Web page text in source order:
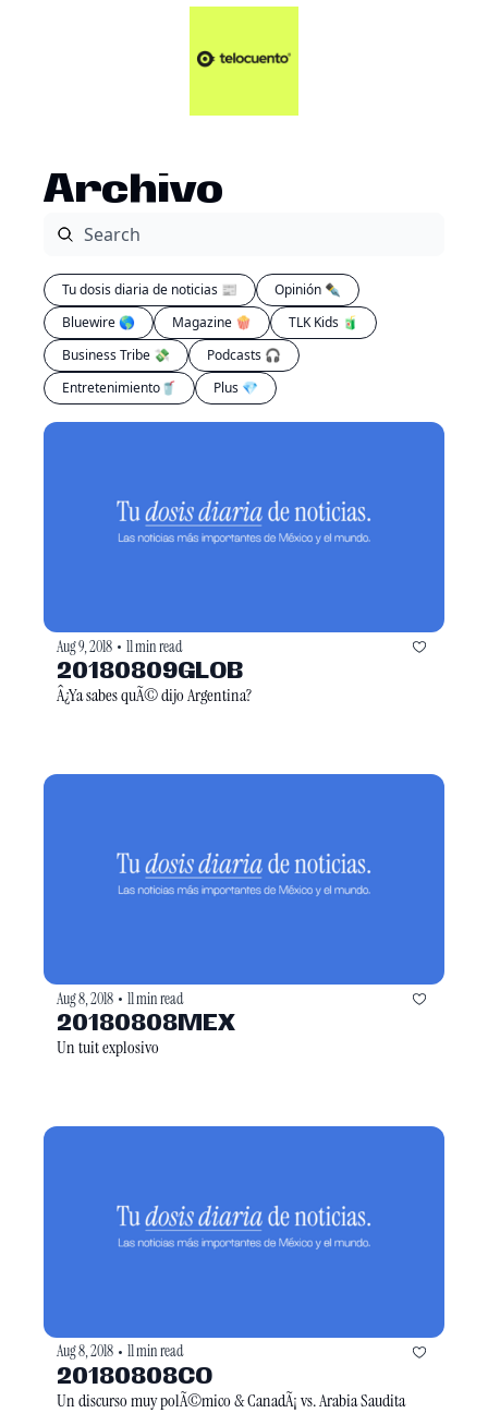
Artículos 📑
Plus 💎
Archivo
Tu dosis diaria de noticias 📰
Opinión ✒️
Bluewire 🌎
Magazine 🍿
TLK Kids 🧃
Business Tribe 💸
Podcasts 🎧
Entretenimiento🥤
Plus 💎
Aug 9, 2018 • 11 min read
20180809GLOB
Â¿Ya sabes quÃ© dijo Argentina?
Aug 8, 2018 • 11 min read
20180808MEX
Un tuit explosivo
Aug 8, 2018 • 11 min read
20180808CO
Un discurso muy polÃ©mico & CanadÃ¡ vs. Arabia Saudita